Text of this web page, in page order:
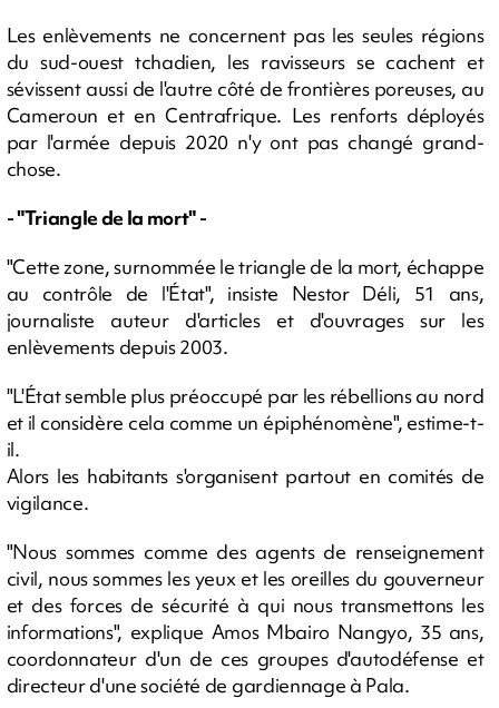
Les enlèvements ne concernent pas les seules régions
du sud-ouest tchadien, les ravisseurs se cachent et
sévissent aussi de l'autre côté de frontières poreuses, au
Cameroun et en Centrafrique. Les renforts déployés
par l'armée depuis 2020 n'y ont pas changé grand-
chose.
- "Triangle de la mort" -
"Cette zone, surnommée le triangle de la mort, échappe
au contrôle de l'État", insiste Nestor Déli, 51 ans,
journaliste auteur d'articles et d'ouvrages sur les
enlèvements depuis 2003.
"L'État semble plus préoccupé par les rébellions au nord
et il considère cela comme un épiphénomène", estime-t-
il.
Alors les habitants s'organisent partout en comités de
vigilance.
"Nous sommes comme des agents de renseignement
civil, nous sommes les yeux et les oreilles du gouverneur
et des forces de sécurité à qui nous transmettons les
informations", explique Amos Mbairo Nangyo, 35 ans,
coordonnateur d'un de ces groupes d'autodéfense et
directeur d'une société de gardiennage à Pala.